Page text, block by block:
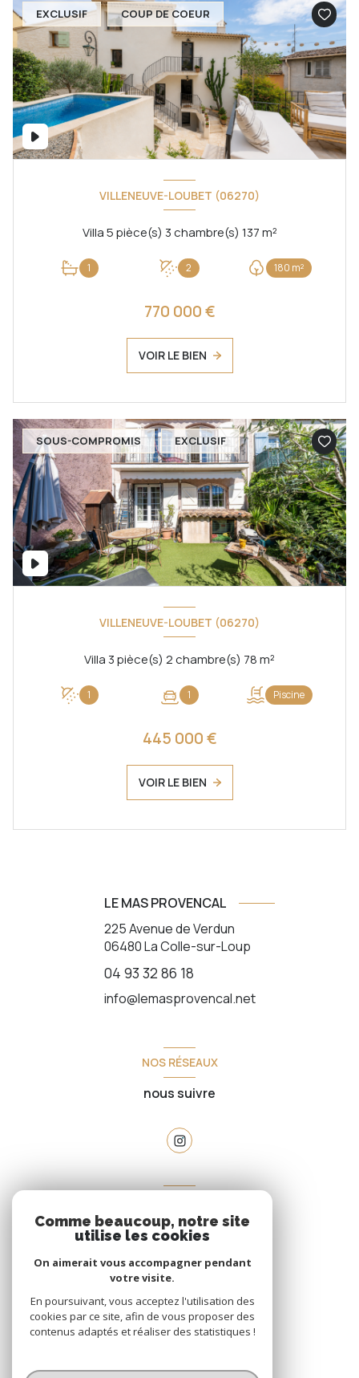
EXCLUSIF COUP DE COEUR
VILLENEUVE-LOUBET (06270)
Villa 5 pièce(s) 3 chambre(s) 137 m²
1 2 180 m²
770 000 €
VOIR LE BIEN
SOUS-COMPROMIS EXCLUSIF
VILLENEUVE-LOUBET (06270)
Villa 3 pièce(s) 2 chambre(s) 78 m²
1 1 Piscine
445 000 €
VOIR LE BIEN
LE MAS PROVENCAL
225 Avenue de Verdun
06480La Colle-sur-Loup
04 93 32 86 18
info@lemasprovencal.net
NOS RÉSEAUX
nous suivre
espace propriétaire
SE CONNECTER
© 2026 | Tous droits réservés
Comme beaucoup, notre site
utilise les cookies
On aimerait vous accompagner pendant
votre visite.
En poursuivant, vous acceptez l'utilisation des
cookies par ce site, afin de vous proposer des
contenus adaptés et réaliser des statistiques !